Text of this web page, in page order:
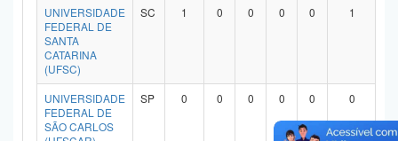
UNIVERSIDADE
FEDERAL DE
SANTA
CATARINA
(UFSC)
SC 1 0 0 0 0 1
UNIVERSIDADE
FEDERAL DE
SÃO CARLOS
SP 0 0 0 0 0 0